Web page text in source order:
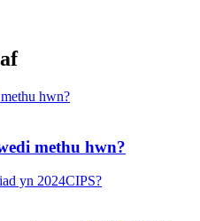
methu hwn?